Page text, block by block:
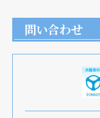
問い合わせ